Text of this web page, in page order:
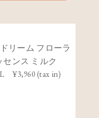
リーム フローラ
センス ミルク
¥3,960 (tax in)